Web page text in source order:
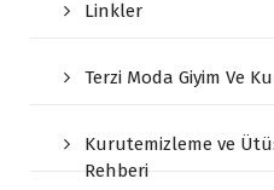
Linkler
Terzi Moda Giyim Ve
Kurutemizleme ve
Rehberi